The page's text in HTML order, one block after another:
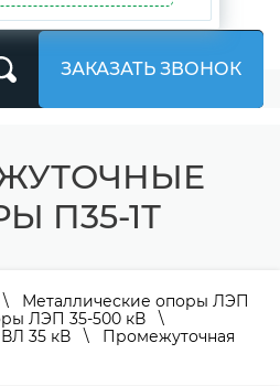
ЗАКАЗАТЬ ЗВОНОК
П35-1Т
\ Металлические опоры ЛЭП
ЛЭП 35-500 кВ \
35 кВ \ Промежуточная